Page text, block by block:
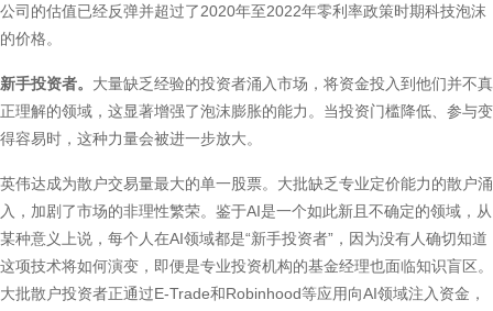
公司的估值已经反弹并超过了2020年至2022年零利率政策时期科技泡沫
的价格。
新手投资者。 大量缺乏经验的投资者涌入市场，将资金投入到他们并不真
正理解的领域，这显著增强了泡沫膨胀的能力。当投资门槛降低、参与变
得容易时，这种力量会被进一步放大。
英伟达成为散户交易量最大的单一股票。大批缺乏专业定价能力的散户涌
入，加剧了市场的非理性繁荣。鉴于AI是一个如此新且不确定的领域，从
某种意义上说，每个人在AI领域都是“新手投资者”，因为没有人确切知道
这项技术将如何演变，即便是专业投资机构的基金经理也面临知识盲区。
大批散户投资者正通过E-Trade和Robinhood等应用向AI领域注入资金，